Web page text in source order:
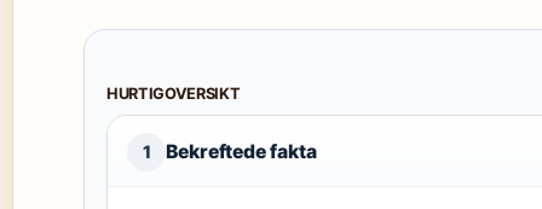
HURTIGOVERSIKT
1 Bekreftede fakta